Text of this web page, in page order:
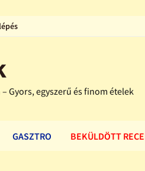
Gyors, egyszerű és finom ételek
GASZTRO BEKÜLDÖTT